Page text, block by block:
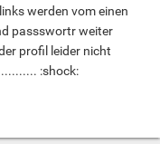
werden vom einen
passswortr weiter
profil leider nicht
:shock: